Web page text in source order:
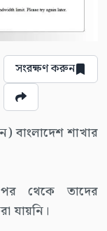
সংরক্ষণ করুন
বাংলাদেশ শাখার
থেকে তাদের
যায়নি।